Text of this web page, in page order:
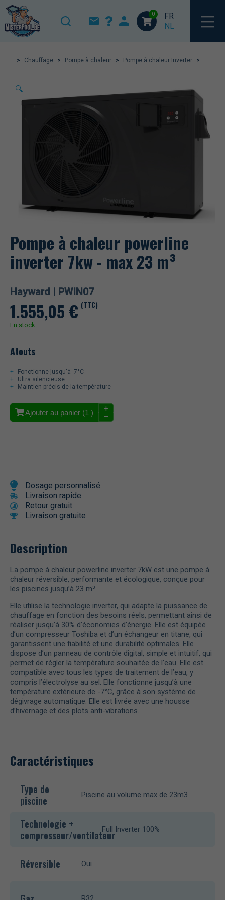
0
FR
NL
> Chauffage > Pompe à chaleur > Pompe à chaleur Inverter >
🔍
Pompe à chaleur powerline
inverter 7kw - max 23 m³
Hayward | PWIN07
1.555,05 € (TTC)
En stock
Atouts
Fonctionne jusqu'à -7°C
Ultra silencieuse
Maintien précis de la température
Ajouter au panier (1 )
+
–
Dosage personnalisé
Livraison rapide
Retour gratuit
Livraison gratuite
Description
La pompe à chaleur powerline inverter 7kW est une pompe à
chaleur réversible, performante et écologique, conçue pour
les piscines jusqu’à 23 m³.
Elle utilise la technologie inverter, qui adapte la puissance de
chauffage en fonction des besoins réels, permettant ainsi de
réaliser jusqu’à 30% d’économies d’énergie. Elle est équipée
d’un compresseur Toshiba et d’un échangeur en titane, qui
garantissent une fiabilité et une durabilité optimales. Elle
dispose d’un panneau de contrôle digital, simple et intuitif, qui
permet de régler la température souhaitée de l’eau. Elle est
compatible avec tous les types de traitement de l’eau, y
compris l’électrolyse au sel. Elle fonctionne jusqu’à une
température extérieure de -7°C, grâce à son système de
dégivrage automatique. Elle est livrée avec une housse
d’hivernage et des plots anti-vibrations.
Caractéristiques
Type de
piscine
Piscine au volume max de 23m3
Technologie +
compresseur/ventilateurFull Inverter 100%
Réversible Oui